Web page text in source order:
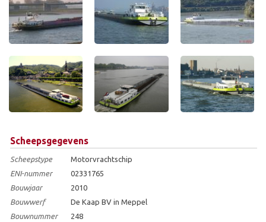
Scheepsgegevens
Scheepstype
Motorvrachtschip
ENI-nummer
02331765
Bouwjaar
2010
Bouwwerf
De Kaap BV in Meppel
Bouwnummer
248